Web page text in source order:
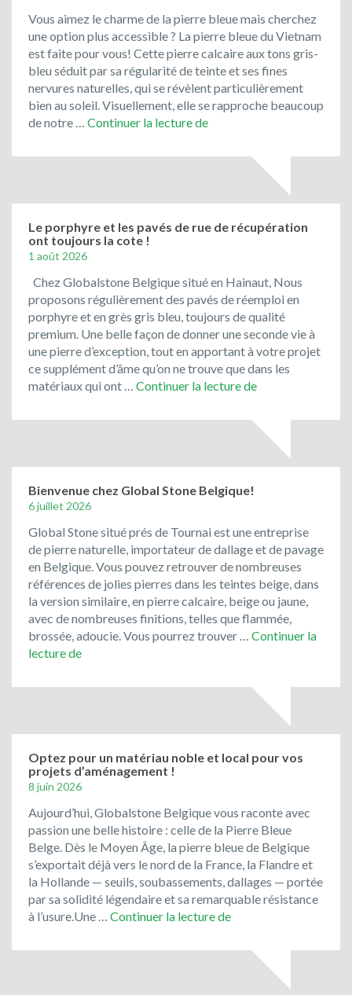
Vous aimez le charme de la pierre bleue mais cherchez
une option plus accessible ? La pierre bleue du Vietnam
est faite pour vous! Cette pierre calcaire aux tons gris-
bleu séduit par sa régularité de teinte et ses fines
nervures naturelles, qui se révèlent particulièrement
bien au soleil. Visuellement, elle se rapproche beaucoup
de notre … Continuer la lecture deToujours
promotion
bleu
du
Le porphyre et les pavés de rue de récupération
ont toujours la cote !
1 août 2026
Chez Globalstone Belgique situé en Hainaut, Nous
proposons régulièrement des pavés de réemploi en
porphyre et en grès gris bleu, toujours de qualité
premium. Une belle façon de donner une seconde vie à
une pierre d’exception, tout en apportant à votre projet
ce supplément d’âme qu’on ne trouve que dans les
matériaux qui ont … Continuer la lecture deLe
les
pavés
de
ont
toujours
la
cote
!
Bienvenue chez Global Stone Belgique!
6 juillet 2026
Global Stone situé prés de Tournai est une entreprise
de pierre naturelle, importateur de dallage et de pavage
en Belgique. Vous pouvez retrouver de nombreuses
références de jolies pierres dans les teintes beige, dans
la version similaire, en pierre calcaire, beige ou jaune,
avec de nombreuses finitions, telles que flammée,
brossée, adoucie. Vous pourrez trouver … Continuer la
lecture deBienvenue
Global
Optez pour un matériau noble et local pour vos
projets d’aménagement !
8 juin 2026
Aujourd’hui, Globalstone Belgique vous raconte avec
passion une belle histoire : celle de la Pierre Bleue
Belge. Dès le Moyen Âge, la pierre bleue de Belgique
s’exportait déjà vers le nord de la France, la Flandre et
la Hollande — seuils, soubassements, dallages — portée
par sa solidité légendaire et sa remarquable résistance
à l’usure.Une … Continuer la lecture deOptez
un
matériau